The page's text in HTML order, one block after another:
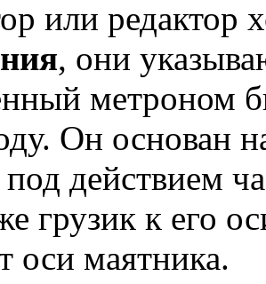
или редактор
, они
метроном
Он основан
под действием
грузик к его
оси маятника.